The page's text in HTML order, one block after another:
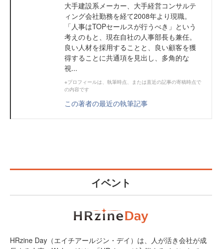
大手建設系メーカー、大手経営コンサルテ
ィング会社勤務を経て2008年より現職。
「人事はTOPセールスが行うべき」という
考えのもと、現在自社の人事部長も兼任。
良い人材を採用することと、良い顧客を獲
得することに共通項を見出し、多角的な
視...
※プロフィールは、執筆時点、または直近の記事の寄稿時点で
の内容です
この著者の最近の執筆記事
イベント
HRzine Day（エイチアールジン・デイ）は、人が活き会社が成